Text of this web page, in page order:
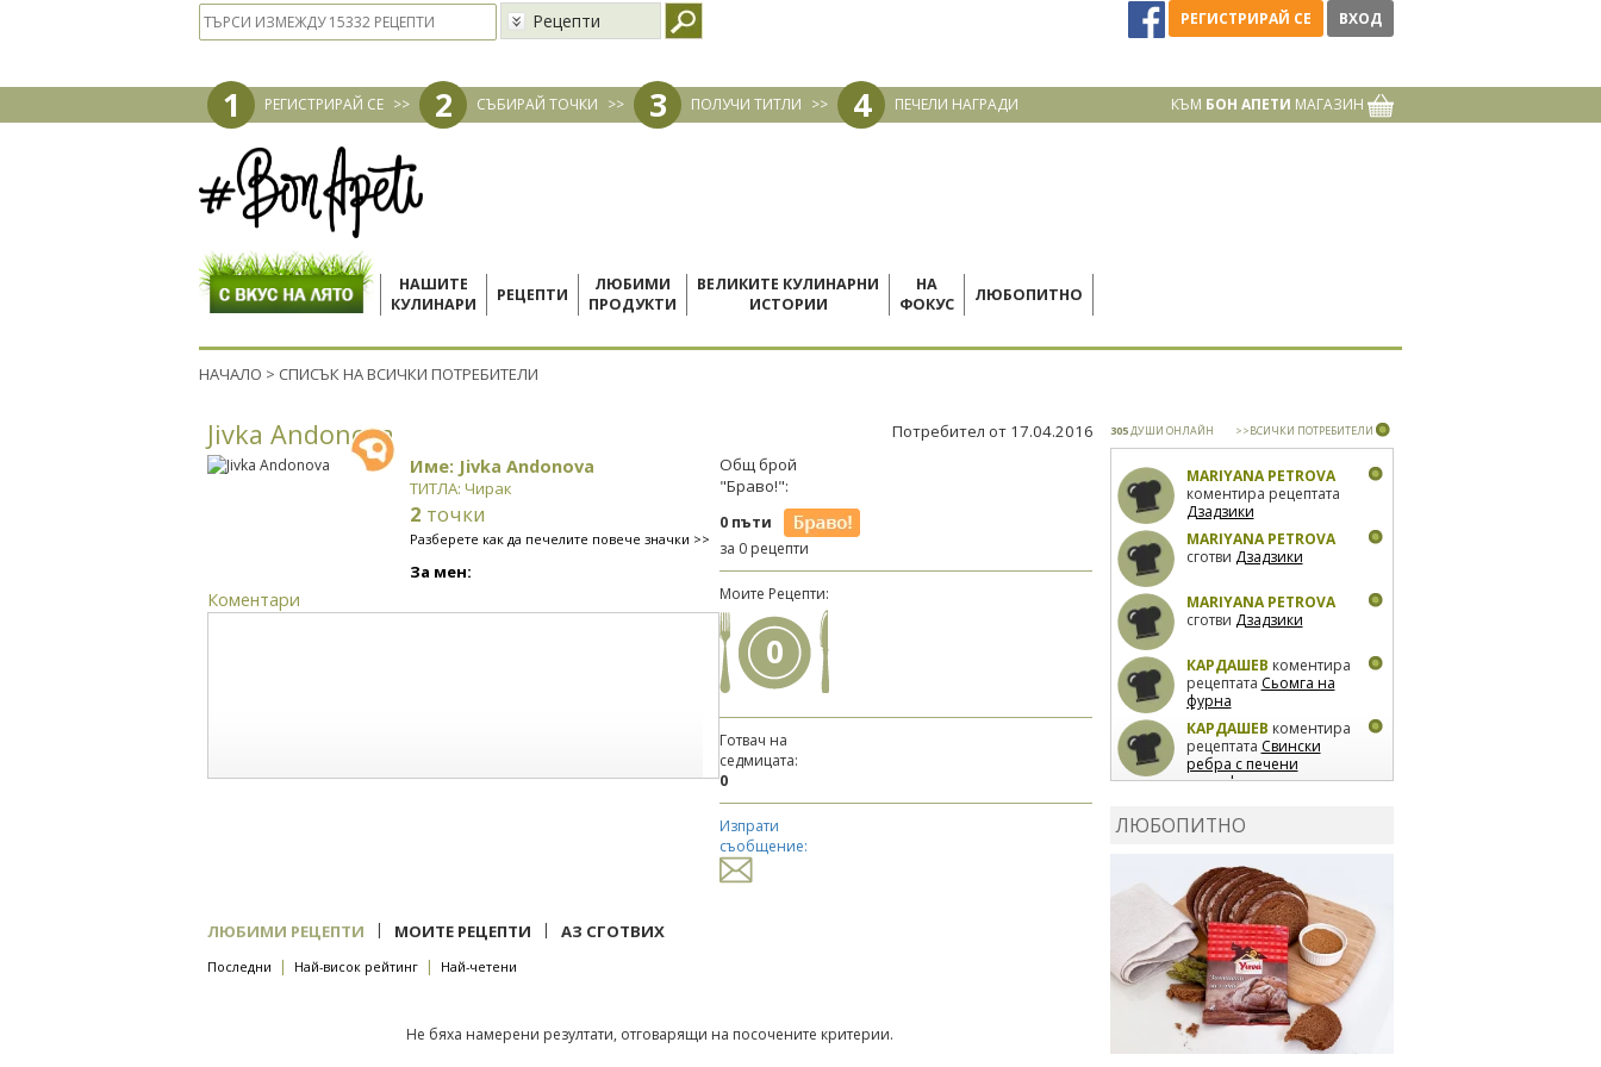
Рецепти РЕГИСТРИРАЙ СЕ ВХОД
1 РЕГИСТРИРАЙ СЕ >> 2 СЪБИРАЙ ТОЧКИ >> 3 ПОЛУЧИ ТИТЛИ >> 4 ПЕЧЕЛИ НАГРАДИ КЪМ БОН АПЕТИ МАГАЗИН
НАШИТЕ
КУЛИНАРИ
РЕЦЕПТИ
ЛЮБИМИ
ПРОДУКТИ
ВЕЛИКИТЕ КУЛИНАРНИ
ИСТОРИИ
НА
ФОКУС
ЛЮБОПИТНО
НАЧАЛО > СПИСЪК НА ВСИЧКИ ПОТРЕБИТЕЛИ
Jivka Andonova Потребител от 17.04.2016
Име: Jivka Andonova
ТИТЛА: Чирак
2 точки
Разберете как да печелите повече значки >>
За мен:
Коментари
Общ брой
"Браво!":
0 пъти
за 0 рецепти
Моите Рецепти:
0
Готвач на
седмицата:
0
Изпрати
съобщение:
ЛЮБИМИ РЕЦЕПТИ | МОИТЕ РЕЦЕПТИ | АЗ СГОТВИХ
Последни | Най-висок рейтинг | Най-четени
Не бяха намерени резултати, отговарящи на посочените критерии.
305ДУШИ ОНЛАЙН >>ВСИЧКИ ПОТРЕБИТЕЛИ
MARIYANA PETROVA
коментира рецептата
Дзадзики
MARIYANA PETROVA
сготви Дзадзики
MARIYANA PETROVA
сготви Дзадзики
КАРДАШЕВ коментира
рецептата Сьомга на
фурна
КАРДАШЕВ коментира
рецептата Свински
ребра с печени
картофи
лимон
коментира рецептата
Киноа със зеленчуци
ЛЮБОПИТНО